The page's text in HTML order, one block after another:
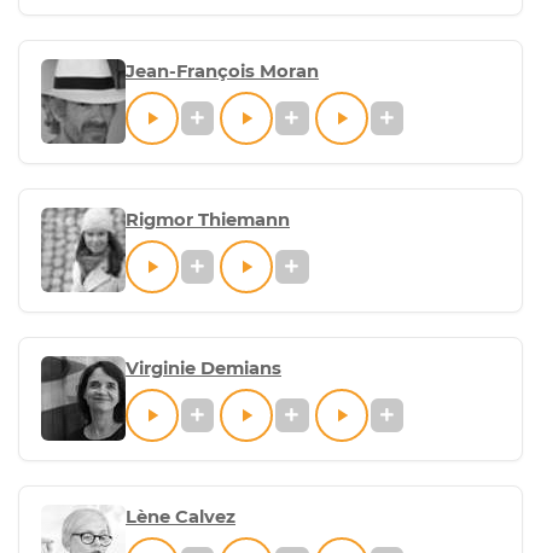
Jean-François Moran
Rigmor Thiemann
Virginie Demians
Lène Calvez